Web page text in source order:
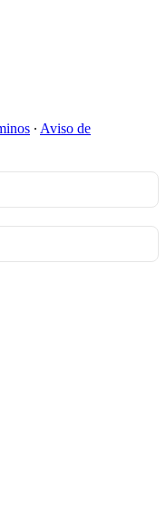
∙ Aviso de